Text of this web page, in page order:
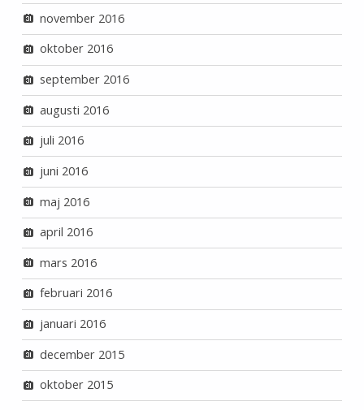
november 2016
oktober 2016
september 2016
augusti 2016
juli 2016
juni 2016
maj 2016
april 2016
mars 2016
februari 2016
januari 2016
december 2015
oktober 2015